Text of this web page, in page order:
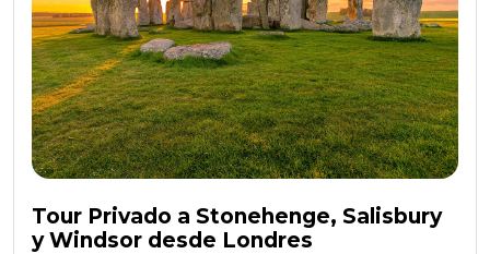
Tour Privado a Stonehenge, Salisbury
y Windsor desde Londres